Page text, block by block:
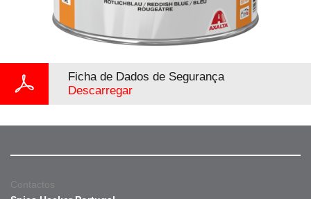
Ficha de Dados de Segurança
Descarregar
Contactos